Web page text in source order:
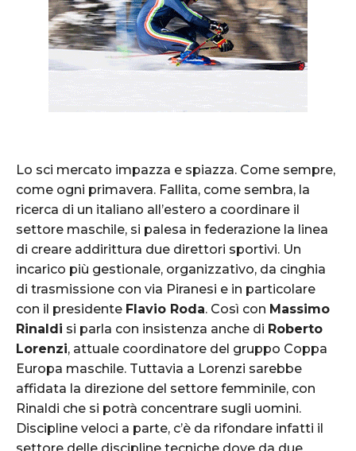
Lo sci mercato impazza e spiazza. Come sempre,
come ogni primavera. Fallita, come sembra, la
ricerca di un italiano all’estero a coordinare il
settore maschile, si palesa in federazione la linea
di creare addirittura due direttori sportivi. Un
incarico più gestionale, organizzativo, da cinghia
di trasmissione con via Piranesi e in particolare
con il presidente Flavio Roda. Così con Massimo
Rinaldi si parla con insistenza anche di Roberto
Lorenzi, attuale coordinatore del gruppo Coppa
Europa maschile. Tuttavia a Lorenzi sarebbe
affidata la direzione del settore femminile, con
Rinaldi che si potrà concentrare sugli uomini.
Discipline veloci a parte, c’è da rifondare infatti il
settore delle discipline tecniche dove da due